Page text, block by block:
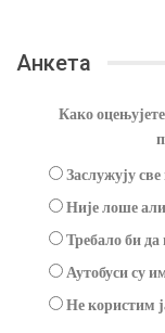
Анкета
Како
Заслужују
Није лоше
Требало би
Аутобуси су
Не користим